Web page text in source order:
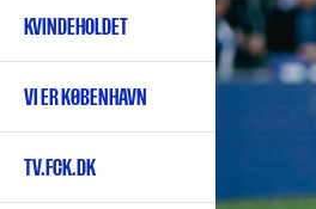
KVINDEHOLDET
VI ER KØBENHAVN
TV.FCK.DK